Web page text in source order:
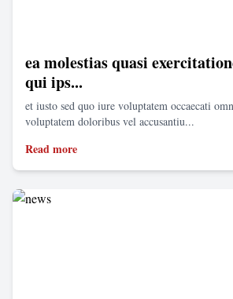
ea molestias quasi
qui ips...
et iusto sed quo iure voluptatem occaecati
voluptatem doloribus vel accusantiu...
Read more